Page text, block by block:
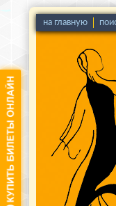
на главную